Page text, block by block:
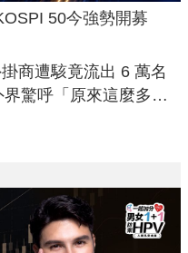
50今強勢開募
掛商遭駭竟流出 6 萬名
驚呼「原來這麼多人